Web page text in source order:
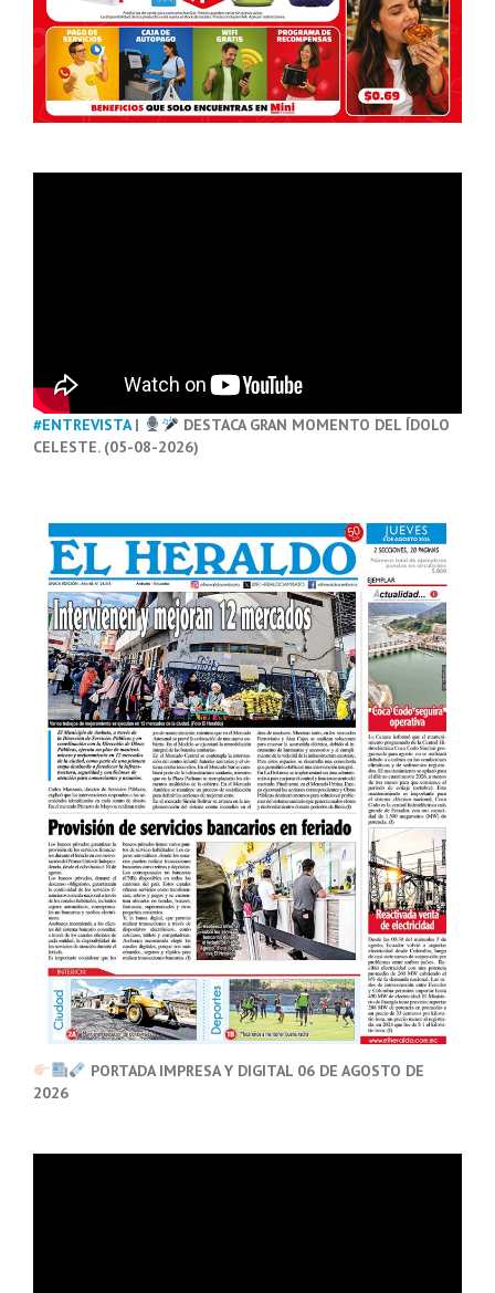
#ENTREVISTA|
DESTACA GRAN MOMENTO DEL ÍDOLO
CELESTE. (05-08-2026)
PORTADA IMPRESA Y DIGITAL 06 DE AGOSTO DE
2026